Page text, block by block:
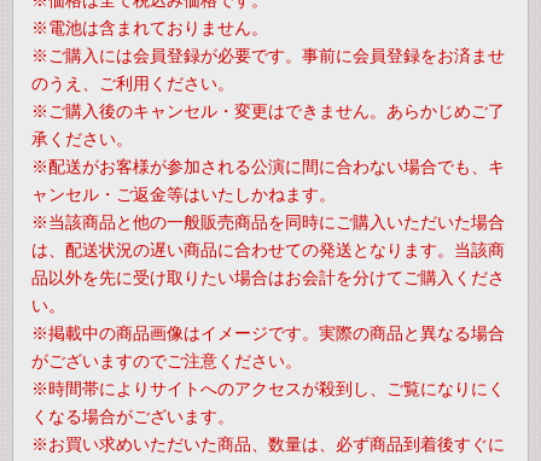
※電池は含まれておりません。
※ご購入には会員登録が必要です。事前に会員登録をお済ませ
のうえ、ご利用ください。
※ご購入後のキャンセル・変更はできません。あらかじめご了
承ください。
※配送がお客様が参加される公演に間に合わない場合でも、キ
ャンセル・ご返金等はいたしかねます。
※当該商品と他の一般販売商品を同時にご購入いただいた場合
は、配送状況の遅い商品に合わせての発送となります。当該商
品以外を先に受け取りたい場合はお会計を分けてご購入くださ
い。
※掲載中の商品画像はイメージです。実際の商品と異なる場合
がございますのでご注意ください。
※時間帯によりサイトへのアクセスが殺到し、ご覧になりにく
くなる場合がございます。
※お買い求めいただいた商品、数量は、必ず商品到着後すぐに